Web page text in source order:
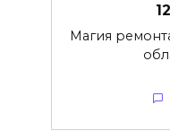
Магия